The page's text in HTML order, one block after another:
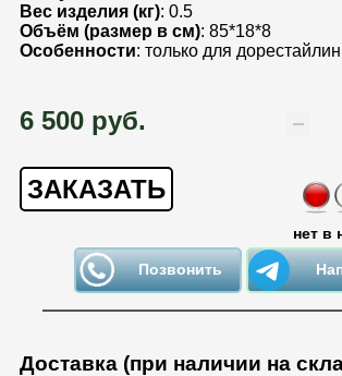
Вес изделия (кг): 0.5
Объём (размер в см): 85*18*8
Особенности: только для
6 500 руб.
ЗАКАЗАТЬ
нет в
Позвонить
Доставка (при наличии на